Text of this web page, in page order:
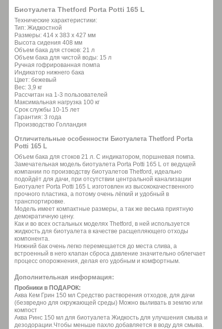
Биотуалета Thetford Porta Potti 165 L
Технические характеристики:
Тип: Жидкостной
Размеры: 414 x 383 x 427 мм
Высота сидения 408 мм
Объем бака для стоков: 21 л
Объем бака для чистой воды: 15 л
Ручная гофрированная помпа
Индикатор нижнего бака
Цвет: бежевый
Вес: 3,9 кг
Рассчитан на 1-3 пользователей
Максимальная нагрузка 100 кг
Срок службы 10-15 лет
Гарантия: 3 года
Производство Голландия
Отличительные особенности Биотуалета Thetford Porta
Potti 165 L
Объем бака для стоков 21 л. С индикатором, поршневая помпа.
Замечательная модель биотуалета Porta Potti 165 L от ведущей
компании по производству биотуалетов Thetford, идеально
подойдёт для дачи, при отсутствии центральной канализации
Биотуалет Porta Potti 165 L изготовлен из высококачественного
прочного пластика, а потому очень лёгкий и удобный в
транспортировке.
Модель имеет компактные размеры, а так же весьма приятную
демократичную цену.
Как и во всех остальных моделях Thetford, в ней используется
жидкость для биотуалета в качестве расщепляющего отходы
компонента.
Нижний бак очень легко перемещается до места слива, а
встроенный в него клапан сброса давление значительно облегчает
процесс опорожнения, делая его удобным и комфортным.
Дополнительная информация:
Пробники в ПОДАРОК:
Аква Кем Грин 150 мл Средство растворения отходов, для дачи
(безвредно для окружающей среды) Можно выливать в землю или
компост
Аква Ринс 150 мл для биотуалета Жидкость для улучшения смыва и
дезодорации.Чтобы меньше пахло добавляется в воду для смыва.